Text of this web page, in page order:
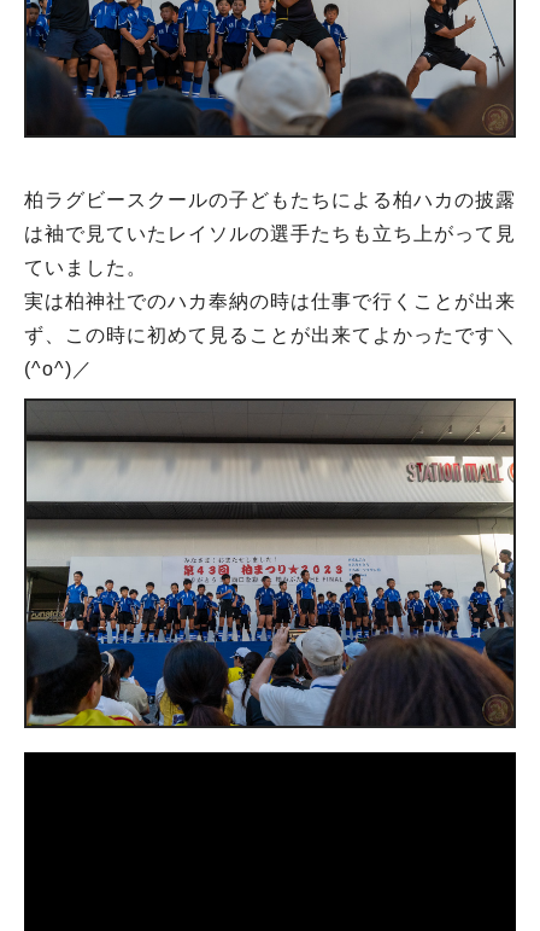
柏ラグビースクールの子どもたちによる柏ハカの披露
は袖で見ていたレイソルの選手たちも立ち上がって見
ていました。
実は柏神社でのハカ奉納の時は仕事で行くことが出来
ず、この時に初めて見ることが出来てよかったです＼
(^o^)／